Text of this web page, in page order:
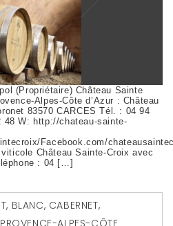
(Propriétaire) Château Sainte
Alpes-Côte d’Azur : Château
83570 CARCES Tél. : 04 94
48 W: http://chateau-sainte-
Facebook.com/
Château Sainte-Croix avec
: 04 […]
, BLANC, CABERNET,